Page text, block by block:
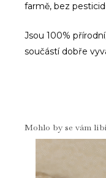
farmě, bez
Jsou 100%
součástí dobře
Mohlo by se vám